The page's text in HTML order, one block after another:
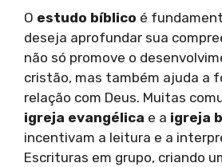
O estudo bíblico é
deseja aprofundar sua
não só promove o
cristão, mas também ajuda a
relação com Deus. Muitas
igreja evangélica e a igreja
incentivam a leitura e a
Escrituras em grupo, criando